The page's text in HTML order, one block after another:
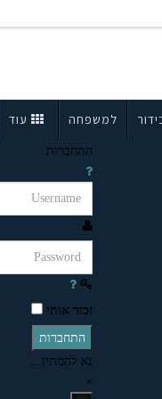
למשפחה עוד
התחברות
זכור אותי
התחברות
נא להמתין...
×